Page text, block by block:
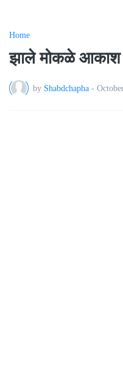
Home
झाले मोकळे आकाश
by Shabdchapha -